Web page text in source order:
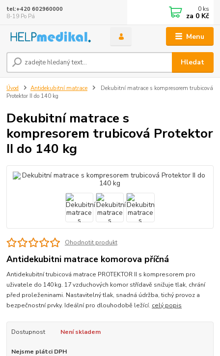
Menu
Hledat
tel:+420 602960000
8-19 Po Pá
0 ks
za 0 Kč
Úvod Antidekubitní matrace
Dekubitní matrace s kompresorem trubicová
Protektor II do 140 kg
Dekubitní matrace s
kompresorem trubicová Protektor
II do 140 kg
Ohodnotit produkt
Antidekubitni matrace komorova příčná
Antidekubitní trubicová matrace PROTEKTOR II s kompresorem pro
uživatele do 140 kg. 17 vzduchových komor střídavě snižuje tlak, chrání
před proleženinami. Nastavitelný tlak, snadná údržba, tichý provoz a
bezpečnostní prvky. Ideální pro dlouhodobě ležící. celý popis
Dostupnost Není skladem
Nejsme plátci DPH